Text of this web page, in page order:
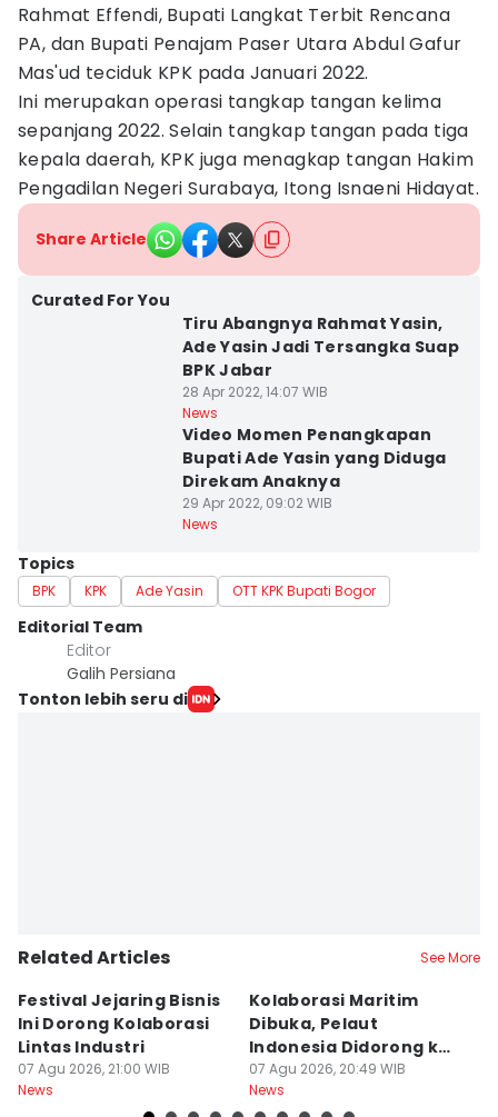
Rahmat Effendi, Bupati Langkat Terbit Rencana
PA, dan Bupati Penajam Paser Utara Abdul Gafur
Mas'ud teciduk KPK pada Januari 2022.
Ini merupakan operasi tangkap tangan kelima
sepanjang 2022. Selain tangkap tangan pada tiga
kepala daerah, KPK juga menagkap tangan Hakim
Pengadilan Negeri Surabaya, Itong Isnaeni Hidayat.
Share Article
Curated For You
Tiru Abangnya Rahmat Yasin,
Ade Yasin Jadi Tersangka Suap
BPK Jabar
28 Apr 2022, 14:07 WIB
News
Video Momen Penangkapan
Bupati Ade Yasin yang Diduga
Direkam Anaknya
29 Apr 2022, 09:02 WIB
News
Topics
BPK KPK Ade Yasin OTT KPK Bupati Bogor
Editorial Team
Editor
Galih Persiana
Tonton lebih seru di
Related Articles See More
Festival Jejaring Bisnis
Ini Dorong Kolaborasi
Lintas Industri
07 Agu 2026, 21:00 WIB
News
Kolaborasi Maritim
Dibuka, Pelaut
Indonesia Didorong ke
Pasar Global
07 Agu 2026, 20:49 WIB
News